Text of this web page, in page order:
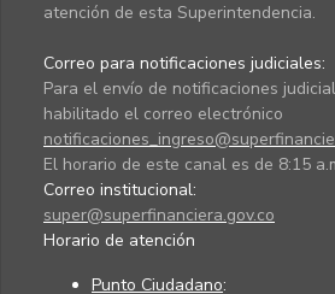
atención de esta Superintendencia.
Correo para notificaciones judiciales:
Para el envío de notificaciones
habilitado el correo electrónico
El horario de este canal es de 8:15
Correo institucional:
super@superfinanciera.gov.co
Horario de atención
Punto Ciudadano: